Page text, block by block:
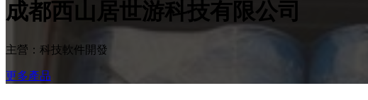
成都西山居世游科技有限公司
主營：科技軟件開發
更多產品